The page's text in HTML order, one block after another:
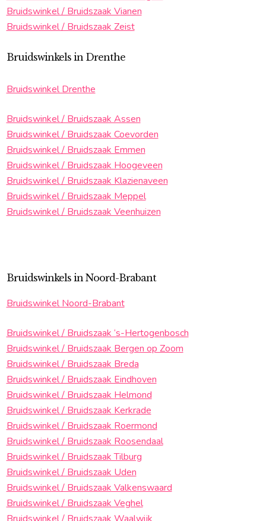
Bruidswinkel / Bruidszaak Vianen
Bruidswinkel / Bruidszaak Zeist
Bruidswinkels in Drenthe
Bruidswinkel Drenthe
Bruidswinkel / Bruidszaak Assen
Bruidswinkel / Bruidszaak Coevorden
Bruidswinkel / Bruidszaak Emmen
Bruidswinkel / Bruidszaak Hoogeveen
Bruidswinkel / Bruidszaak Klazienaveen
Bruidswinkel / Bruidszaak Meppel
Bruidswinkel / Bruidszaak Veenhuizen
Bruidswinkels in Noord-Brabant
Bruidswinkel Noord-Brabant
Bruidswinkel / Bruidszaak ‘s-Hertogenbosch
Bruidswinkel / Bruidszaak Bergen op Zoom
Bruidswinkel / Bruidszaak Breda
Bruidswinkel / Bruidszaak Eindhoven
Bruidswinkel / Bruidszaak Helmond
Bruidswinkel / Bruidszaak Kerkrade
Bruidswinkel / Bruidszaak Roermond
Bruidswinkel / Bruidszaak Roosendaal
Bruidswinkel / Bruidszaak Tilburg
Bruidswinkel / Bruidszaak Uden
Bruidswinkel / Bruidszaak Valkenswaard
Bruidswinkel / Bruidszaak Veghel
Bruidswinkel / Bruidszaak Waalwijk